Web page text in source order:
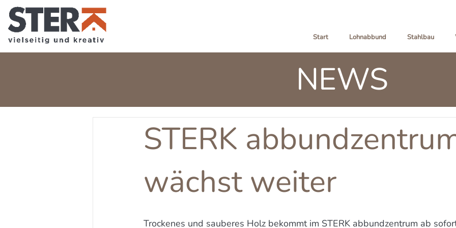
Start Lohnabbund Stahlbau
NEWS
STERK
wächst weiter
Trockenes und sauberes Holz bekommt im STERK abbundzentrum ab